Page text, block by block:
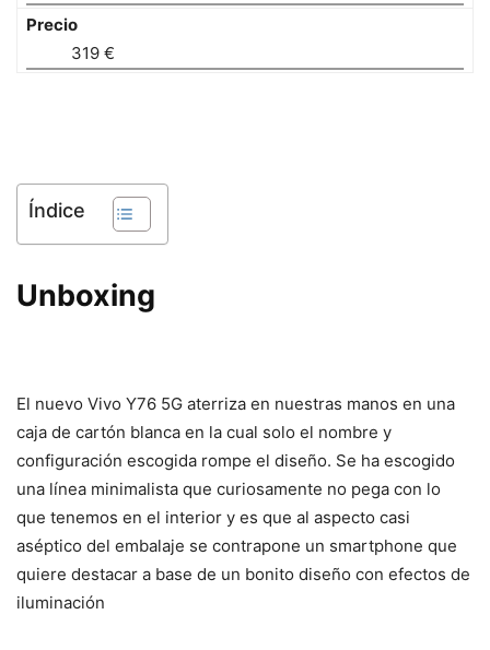
Precio
319 €
Índice
Unboxing
El nuevo Vivo Y76 5G aterriza en nuestras manos en una
caja de cartón blanca en la cual solo el nombre y
configuración escogida rompe el diseño. Se ha escogido
una línea minimalista que curiosamente no pega con lo
que tenemos en el interior y es que al aspecto casi
aséptico del embalaje se contrapone un smartphone que
quiere destacar a base de un bonito diseño con efectos de
iluminación